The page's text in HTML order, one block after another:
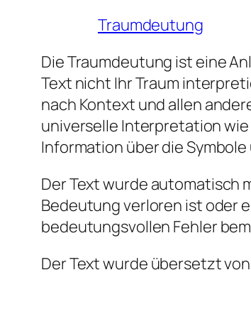
Traumdeutung
Die Traumdeutung ist eine
Text nicht Ihr Traum
nach Kontext und allen
universelle Interpretation
Information über die
Der Text wurde automatisch
Bedeutung verloren ist oder
bedeutungsvollen Fehler
Der Text wurde übersetzt